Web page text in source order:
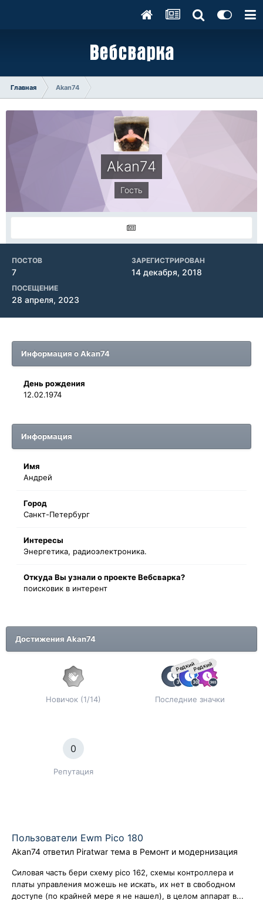
Главная Akan74
Akan74
Гость
ПОСТОВ
7
ЗАРЕГИСТРИРОВАН
14 декабря, 2018
ПОСЕЩЕНИЕ
28 апреля, 2023
Информация о Akan74
День рождения
12.02.1974
Информация
Имя
Андрей
Город
Санкт-Петербург
Интересы
Энергетика, радиоэлектроника.
Oткyдa Вы узнaли o проекте Вебсварка?
поисковик в интерент
Достижения Akan74
Новичок (1/14)
РедкийРедкий
Последние значки
0
Репутация
Пользователи Ewm Pico 180
Akan74 ответил Piratwar тема в Ремонт и модернизация
Силовая часть бери схему pico 162, схемы контроллера и
платы управления можешь не искать, их нет в свободном
доступе (по крайней мере я не нашел), в целом аппарат в...